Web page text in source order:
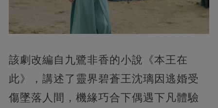
該劇改編自九鷺非香的小說《本王在
此》，講述了靈界碧蒼王沈璃因逃婚受
傷墜落人間，機緣巧合下偶遇下凡體驗